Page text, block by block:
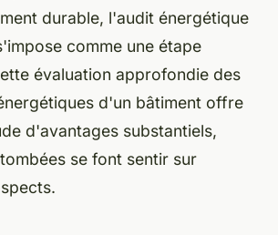
durable, l'audit énergétique
comme une étape
évaluation approfondie des
d'un bâtiment offre
d'avantages substantiels,
se font sentir sur